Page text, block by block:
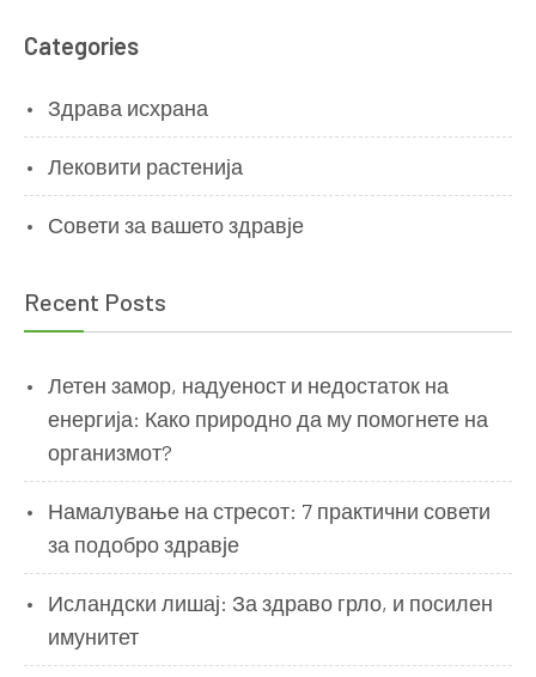
Categories
Здрава исхрана
Лековити растенија
Совети за вашето здравје
Recent Posts
Летен замор, надуеност и недостаток на
енергија: Како природно да му помогнете на
организмот?
Намалување на стресот: 7 практични совети
за подобро здравје
Исландски лишај: За здраво грло, и посилен
имунитет